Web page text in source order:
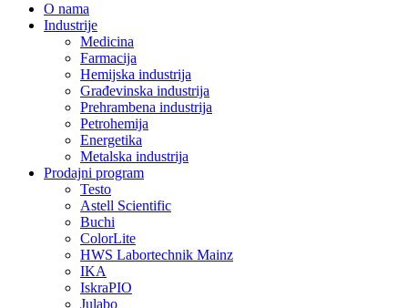
O nama
Industrije
Medicina
Farmacija
Hemijska industrija
Građevinska industrija
Prehrambena industrija
Petrohemija
Energetika
Metalska industrija
Prodajni program
Testo
Astell Scientific
Buchi
ColorLite
HWS Labortechnik Mainz
IKA
IskraPIO
Julabo